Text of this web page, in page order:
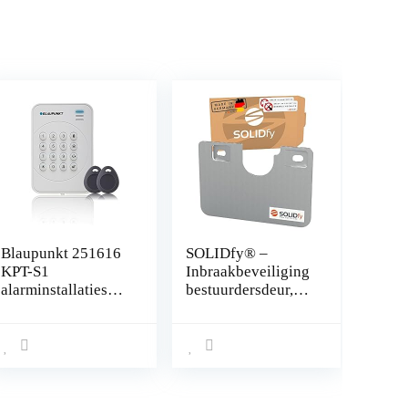
Blaupunkt 251616
KPT-S1
alarminstallaties
Rolling Code
SOLIDfy® –
Inbraakbeveiliging
bestuurdersdeur,
roestvrij staal voor